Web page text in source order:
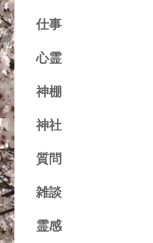
仕事
心霊
神棚
神社
質問
雑談
霊感